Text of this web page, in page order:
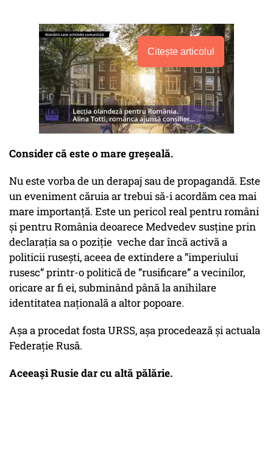
Citește articolul
Consider că este o mare greșeală.
Nu este vorba de un derapaj sau de propagandă. Este
un eveniment căruia ar trebui să-i acordăm cea mai
mare importanță. Este un pericol real pentru români
și pentru România deoarece Medvedev susține prin
declarația sa o poziție veche dar încă activă a
politicii rusești, aceea de extindere a ”imperiului
rusesc” printr-o politică de ”rusificare” a vecinilor,
oricare ar fi ei, subminând până la anihilare
identitatea națională a altor popoare.
Așa a procedat fosta URSS, așa procedează și actuala
Federație Rusă.
Aceeași Rusie dar cu altă pălărie.